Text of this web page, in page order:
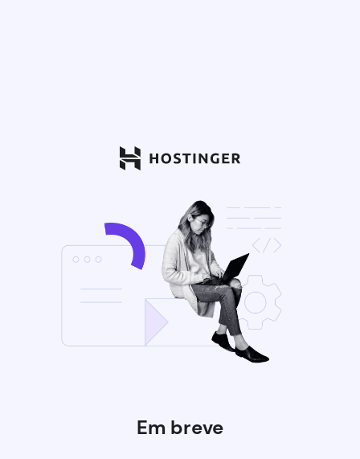
Em breve